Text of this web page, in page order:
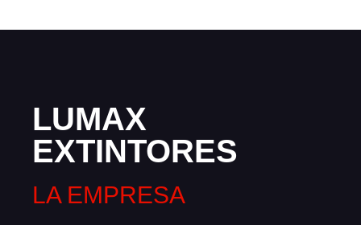
LUMAX
EXTINTORES
LA EMPRESA